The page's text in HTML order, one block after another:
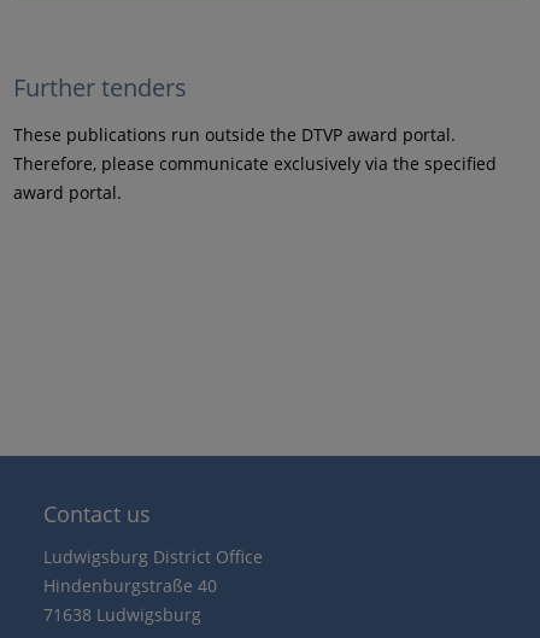
Further tenders
These publications run outside the DTVP award portal.
Therefore, please communicate exclusively via the specified
award portal.
Contact us
Ludwigsburg District Office
Hindenburgstraße 40
71638 Ludwigsburg